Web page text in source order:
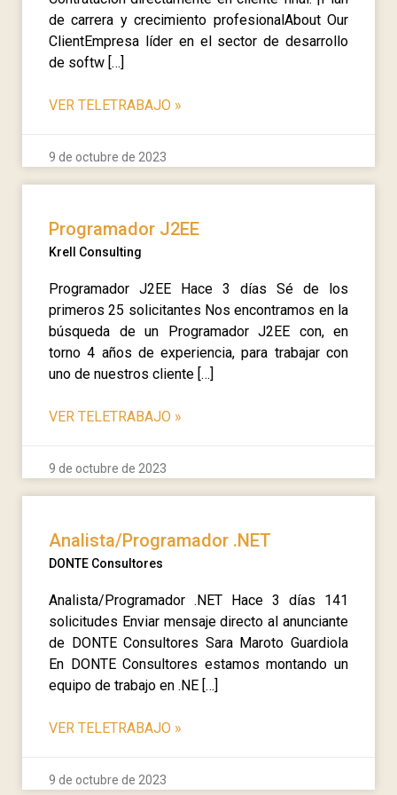
de carrera y crecimiento profesionalAbout Our
ClientEmpresa líder en el sector de desarrollo
de softw […]
VER TELETRABAJO »
9 de octubre de 2023
Programador J2EE
Krell Consulting
Programador J2EE Hace 3 días Sé de los
primeros 25 solicitantes Nos encontramos en la
búsqueda de un Programador J2EE con, en
torno 4 años de experiencia, para trabajar con
uno de nuestros cliente […]
VER TELETRABAJO »
9 de octubre de 2023
Analista/Programador .NET
DONTE Consultores
Analista/Programador .NET Hace 3 días 141
solicitudes Enviar mensaje directo al anunciante
de DONTE Consultores Sara Maroto Guardiola
En DONTE Consultores estamos montando un
equipo de trabajo en .NE […]
VER TELETRABAJO »
9 de octubre de 2023